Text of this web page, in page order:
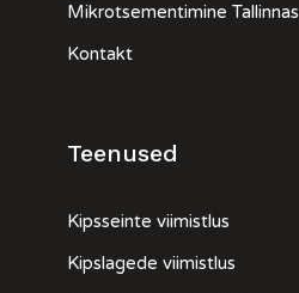
Mikrotsementimine Tallinnas
Kontakt
Teenused
Kipsseinte viimistlus
Kipslagede viimistlus